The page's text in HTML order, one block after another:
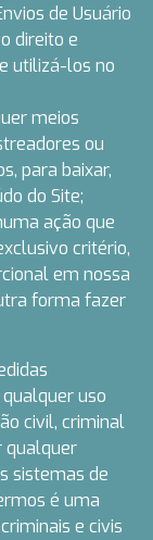
de Usuário
direito e
utilizá-los no
meios
ou
para baixar,
do Site;
ação que
critério,
em nossa
forma fazer
uso
civil, criminal
qualquer
sistemas de
é uma
e civis